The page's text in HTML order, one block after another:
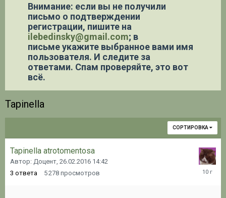
Внимание: если вы не получили
письмо о подтверждении
регистрации, пишите на
ilebedinsky@gmail.com; в
письме укажите выбранное вами имя
пользователя. И следите за
ответами. Спам проверяйте, это вот
всё.
Tapinella
СОРТИРОВКА
Tapinella atrotomentosa
Автор: Доцент, 26.02.2016 14:42
3 ответа 5 278 просмотров